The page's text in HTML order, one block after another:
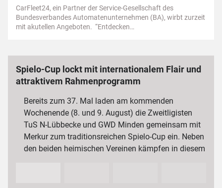
CarFleet24, ein Partner der Service-Gesellschaft des
Bundesverbandes Automatenunternehmen (BA), wirbt zurzeit
mit akutellen Angeboten. “Entdecken…
Spielo-Cup lockt mit internationalem Flair und
attraktivem Rahmenprogramm
Bereits zum 37. Mal laden am kommenden
Wochenende (8. und 9. August) die Zweitligisten
TuS N-Lübbecke und GWD Minden gemeinsam mit
Merkur zum traditionsreichen Spielo-Cup ein. Neben
den beiden heimischen Vereinen kämpfen in diesem